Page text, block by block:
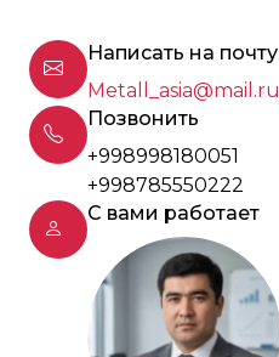
Написать на почту
Metall_asia@mail.ru
Позвонить
+998998180051
+998785550222
С вами работает